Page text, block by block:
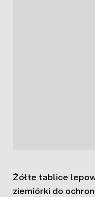
Żółte tablice
ziemiórki do